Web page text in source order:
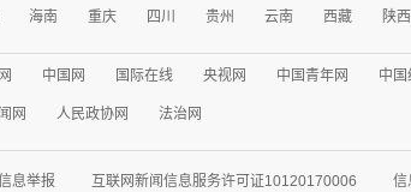
海南 重庆 四川 贵州 云南 西藏 陕西
中国网 国际在线 央视网 中国青年网 中国
网 人民政协网 法治网
息举报 互联网新闻信息服务许可证10120170006 信